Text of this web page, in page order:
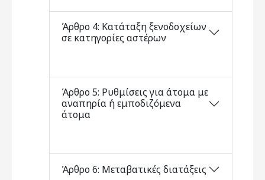
Άρθρο 4: Κατάταξη ξενοδοχείων
σε κατηγορίες αστέρων
Άρθρο 5: Ρυθμίσεις για άτομα με
αναπηρία ή εμποδιζόμενα
άτομα
Άρθρο 6: Μεταβατικές διατάξεις